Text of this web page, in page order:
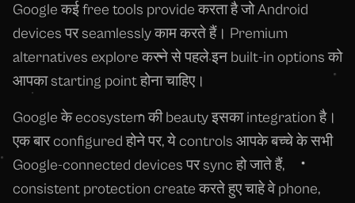
Google कई free tools provide करता है जो Android
devices पर seamlessly काम करते हैं। Premium
alternatives explore करने से पहले इन built-in options को
आपका starting point होना चाहिए।
Google के ecosystem की beauty इसका integration है।
एक बार configured होने पर, ये controls आपके बच्चे के सभी
Google-connected devices पर sync हो जाते हैं,
consistent protection create करते हुए चाहे वे phone,